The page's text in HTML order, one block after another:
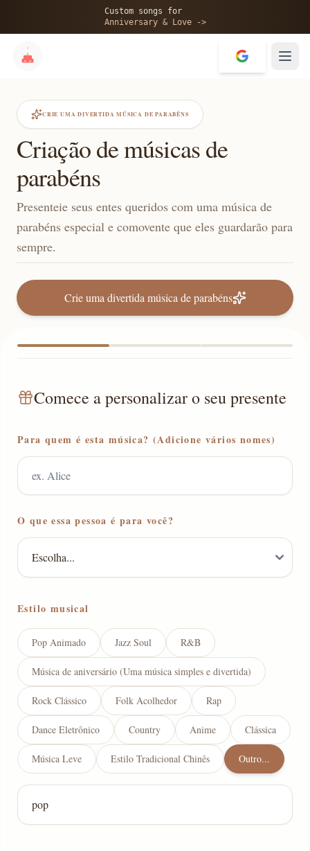
Custom songs for
Anniversary & Love ->
CRIE UMA DIVERTIDA MÚSICA DE PARABÉNS
Criação de músicas de
parabéns
Presenteie seus entes queridos com uma música de
parabéns especial e comovente que eles guardarão para
sempre.
Crie uma divertida música de parabéns
Comece a personalizar o seu presente
Para quem é esta música? (Adicione vários nomes)
O que essa pessoa é para você?
Estilo musical
Pop Animado Jazz Soul R&B
Música de aniversário (Uma música simples e divertida)
Rock Clássico Folk Acolhedor Rap
Dance Eletrônico Country Anime Clássica
Música Leve Estilo Tradicional Chinês Outro...